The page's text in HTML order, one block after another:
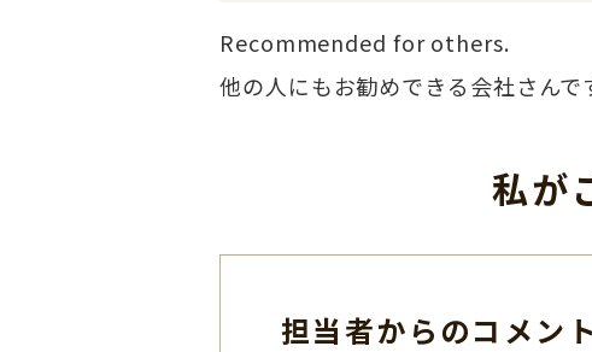
Recommended for others.
他の人にもお勧めできる会社さんで
私が
担当者からのコメント